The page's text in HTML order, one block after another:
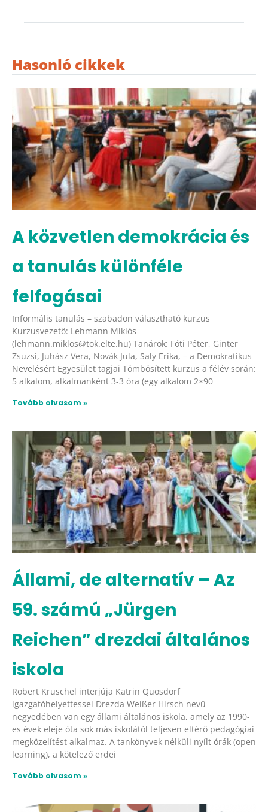
Hasonló cikkek
A közvetlen demokrácia és
a tanulás különféle
felfogásai
Informális tanulás – szabadon választható kurzus
Kurzusvezető: Lehmann Miklós
(lehmann.miklos@tok.elte.hu) Tanárok: Fóti Péter, Ginter
Zsuzsi, Juhász Vera, Novák Jula, Saly Erika, – a Demokratikus
Nevelésért Egyesület tagjai Tömbösített kurzus a félév során:
5 alkalom, alkalmanként 3-3 óra (egy alkalom 2×90
Tovább olvasom »
Állami, de alternatív – Az
59. számú „Jürgen
Reichen” drezdai általános
iskola
Robert Kruschel interjúja Katrin Quosdorf
igazgatóhelyettessel Drezda Weißer Hirsch nevű
negyedében van egy állami általános iskola, amely az 1990-
es évek eleje óta sok más iskolától teljesen eltérő pedagógiai
megközelítést alkalmaz. A tankönyvek nélküli nyílt órák (open
learning), a kötelező erdei
Tovább olvasom »